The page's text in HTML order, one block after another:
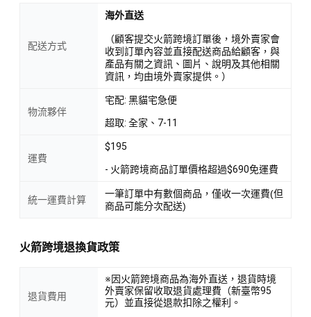
配送方式
海外直送
（顧客提交火箭跨境訂單後，境外賣家會
收到訂單內容並直接配送商品給顧客，與
產品有關之資訊、圖片、說明及其他相關
資訊，均由境外賣家提供。）
物流夥伴
宅配: 黑貓宅急便
超取: 全家、7-11
運費
$195
- 火箭跨境商品訂單價格超過$690免運費
統一運費計算
一筆訂單中有數個商品，僅收一次運費(但
商品可能分次配送)
火箭跨境退換貨政策
退貨費用
※因火箭跨境商品為海外直送，退貨時境
外賣家保留收取退貨處理費（新臺幣95
元）並直接從退款扣除之權利。